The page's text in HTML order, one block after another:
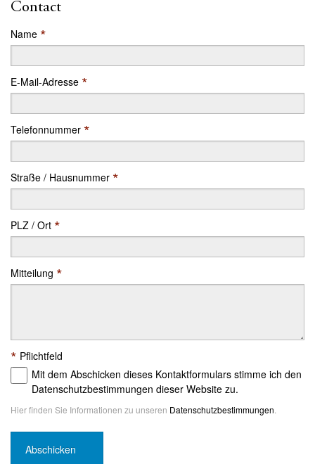
Contact
Name *
E-Mail-Adresse *
Telefonnummer *
Straße / Hausnummer *
PLZ / Ort *
Mitteilung *
* Pflichtfeld
Mit dem Abschicken dieses Kontaktformulars stimme ich den
Datenschutzbestimmungen dieser Website zu.
Hier finden Sie Informationen zu unseren Datenschutzbestimmungen